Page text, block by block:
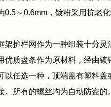
～0.6mm，镀粉采用抗老
栏网作为一种组装十分灵
优质盘条作为原材料，经由
以任选一种，顶端盖有塑料
所有的螺丝均为自动防盗的